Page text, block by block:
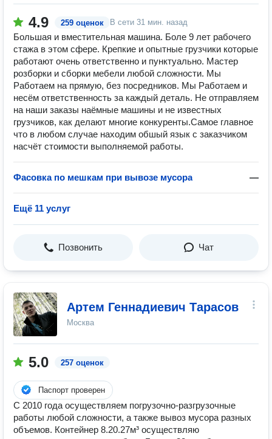
4.9 259 оценок В сети 31 мин. назад
Большая и вместительная машина. Боле 9 лет рабочего
стажа в этом сфере. Крепкие и опытные грузчики которые
работают очень ответственно и пунктуально. Мастер
розборки и сборки мебели любой сложности. Мы
Работаем на прямую, без посредников. Мы Работаем и
несём ответственность за каждый деталь. Не отправляем
на наши заказы наёмные машины и не известных
грузчиков, как делают многие конкуренты.Самое главное
что в любом случае находим обшый язык с заказчиком
насчёт стоимости выполняемой работы.
Фасовка по мешкам при вывозе мусора —
Ещё 11 услуг
Позвонить Чат
Артем Геннадиевич Тарасов
Москва
5.0 257 оценок
Паспорт проверен
С 2010 года осуществляем погрузочно-разгрузочные
работы любой сложности, а также вывоз мусора разных
объемов. Контейнер 8.20.27м³ осуществляю